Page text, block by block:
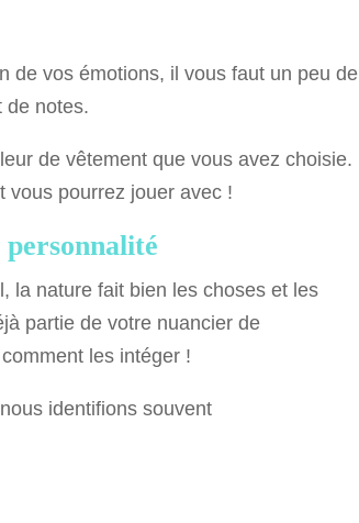
de vos émotions, il vous faut un peu de
de notes.
de vêtement que vous avez choisie.
vous pourrez jouer avec !
la nature fait bien les choses et les
partie de votre nuancier de
les intéger !
identifions souvent